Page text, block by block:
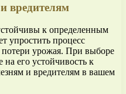
вредителям
к определенным
упростить процесс
урожая. При выборе
на его устойчивость к
и вредителям в вашем